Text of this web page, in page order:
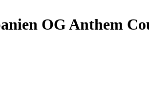
OG Anthem